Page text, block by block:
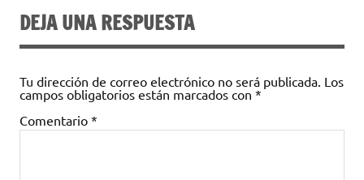
DEJA UNA RESPUESTA
Tu dirección de correo electrónico no será publicada. Los
campos obligatorios están marcados con *
Comentario *